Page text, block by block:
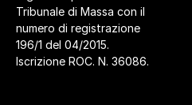
Tribunale di Massa con il
numero di registrazione
196/1 del 04/2015.
Iscrizione ROC. N. 36086.